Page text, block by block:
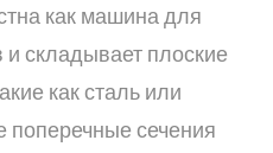
как машина для
складывает плоские
как сталь или
поперечные сечения